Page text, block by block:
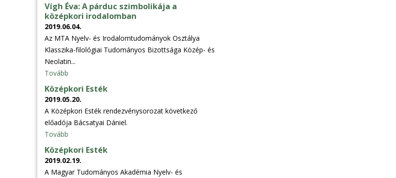
Vígh Éva: A párduc szimbolikája a
középkori irodalomban
2019.06.04.
Az MTA Nyelv- és Irodalomtudományok Osztálya
Klasszika-filológiai Tudományos Bizottsága Közép- és
Neolatin...
Tovább
Középkori Esték
2019.05.20.
A Középkori Esték rendezvénysorozat következő
előadója Bácsatyai Dániel.
Tovább
Középkori Esték
2019.02.19.
A Magyar Tudományos Akadémia Nyelv- és